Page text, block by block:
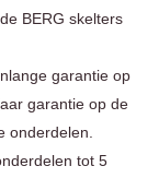
BERG skelters
garantie op
garantie op de
onderdelen.
tot 5